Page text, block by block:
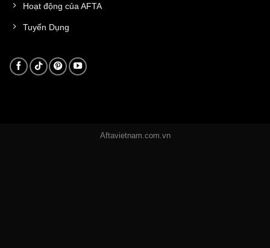
Hoạt động của AFTA
Tuyển Dụng
Aftavietnam.com.vn